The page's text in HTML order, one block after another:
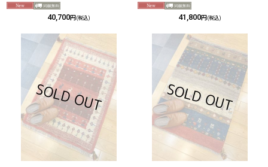
40,700円 (税込) 41,800円 (税込)